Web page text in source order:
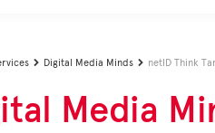
 Digital Media Minds  netID Think
Media